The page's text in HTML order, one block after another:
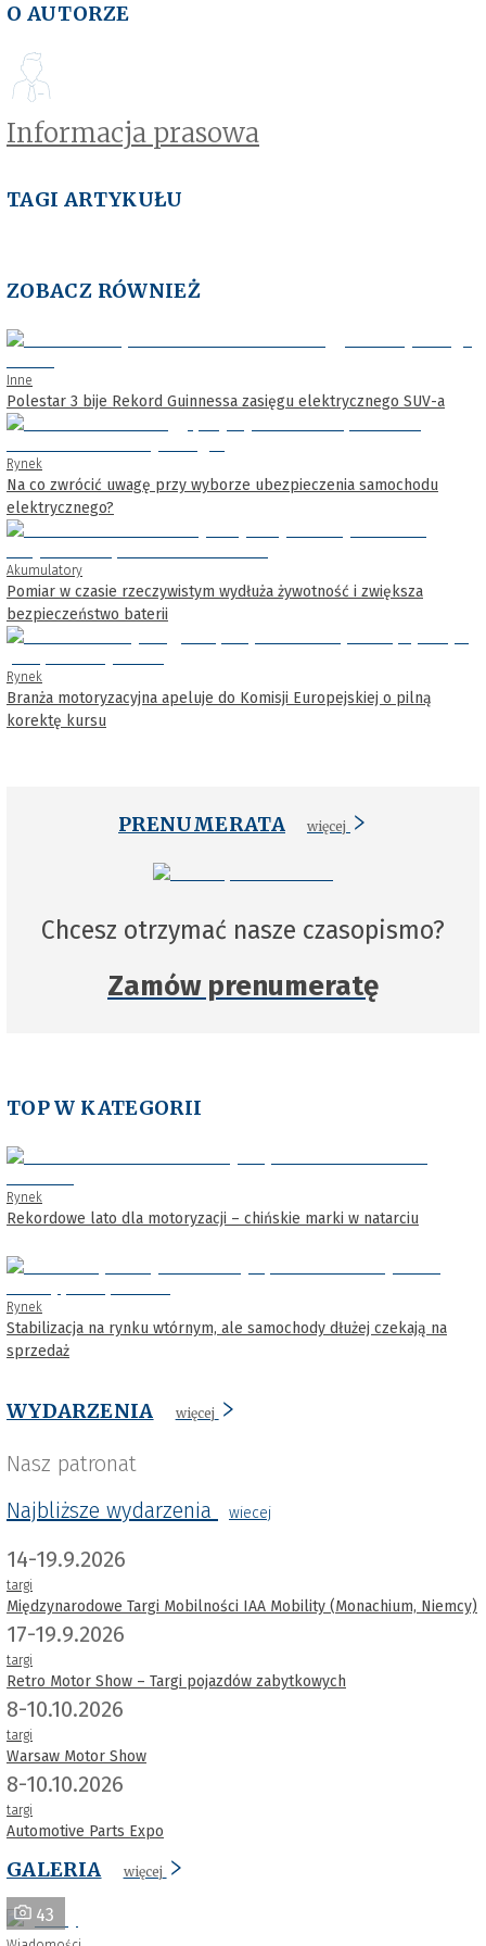
O AUTORZE
Informacja prasowa
TAGI ARTYKUŁU
ZOBACZ RÓWNIEŻ
Inne
Polestar 3 bije Rekord Guinnessa zasięgu elektrycznego SUV-a
Rynek
Na co zwrócić uwagę przy wyborze ubezpieczenia samochodu
elektrycznego?
Akumulatory
Pomiar w czasie rzeczywistym wydłuża żywotność i zwiększa
bezpieczeństwo baterii
Rynek
Branża motoryzacyjna apeluje do Komisji Europejskiej o pilną
korektę kursu
PRENUMERATA więcej
Chcesz otrzymać nasze czasopismo?
Zamów prenumeratę
TOP W KATEGORII
Rynek
Rekordowe lato dla motoryzacji – chińskie marki w natarciu
Rynek
Stabilizacja na rynku wtórnym, ale samochody dłużej czekają na
sprzedaż
WYDARZENIA więcej
Nasz patronat
Najbliższe wydarzenia
wiecej
14-19.9.2026
targi
Międzynarodowe Targi Mobilności IAA Mobility (Monachium, Niemcy)
17-19.9.2026
targi
Retro Motor Show – Targi pojazdów zabytkowych
8-10.10.2026
targi
Warsaw Motor Show
8-10.10.2026
targi
Automotive Parts Expo
GALERIA więcej
43